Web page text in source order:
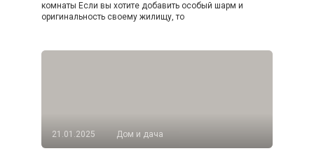
комнаты Если вы хотите добавить особый шарм и
оригинальность своему жилищу, то
21.01.2025 Дом и дача